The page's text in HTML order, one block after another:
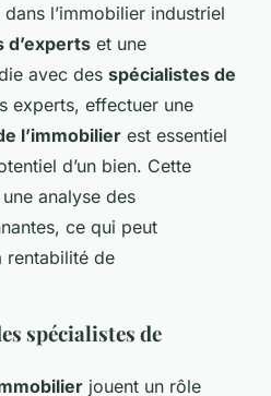
l’immobilier industriel
d’experts et une
avec des spécialistes de
experts, effectuer une
l’immobilier est essentiel
d’un bien. Cette
analyse des
ce qui peut
rentabilité de
spécialistes de
jouent un rôle